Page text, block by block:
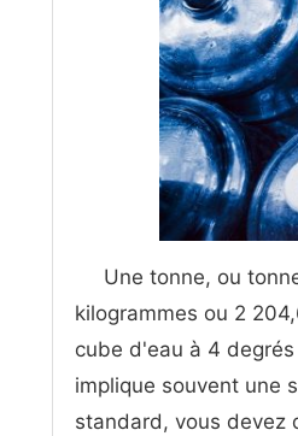
Une tonne, ou
kilogrammes ou 2
cube d'eau à 4
implique souvent une
standard, vous devez